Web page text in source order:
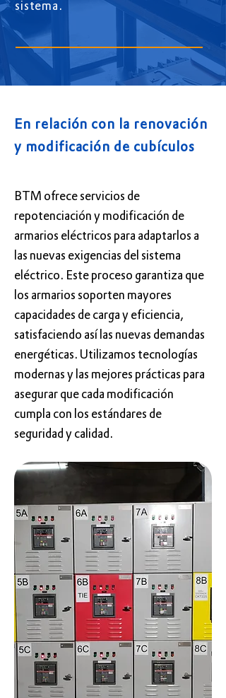
sistema.
En relación con la renovación
y modificación de cubículos
BTM ofrece servicios de
repotenciación y modificación de
armarios eléctricos para adaptarlos a
las nuevas exigencias del sistema
eléctrico. Este proceso garantiza que
los armarios soporten mayores
capacidades de carga y eficiencia,
satisfaciendo así las nuevas demandas
energéticas. Utilizamos tecnologías
modernas y las mejores prácticas para
asegurar que cada modificación
cumpla con los estándares de
seguridad y calidad.